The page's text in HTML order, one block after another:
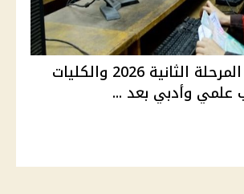
موعد تنسيق المرحلة الثانية 2026 والكليات
علمي وأدبي بعد ...